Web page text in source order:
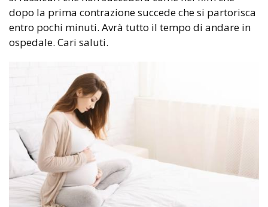
dopo la prima contrazione succede che si partorisca
entro pochi minuti. Avrà tutto il tempo di andare in
ospedale. Cari saluti.